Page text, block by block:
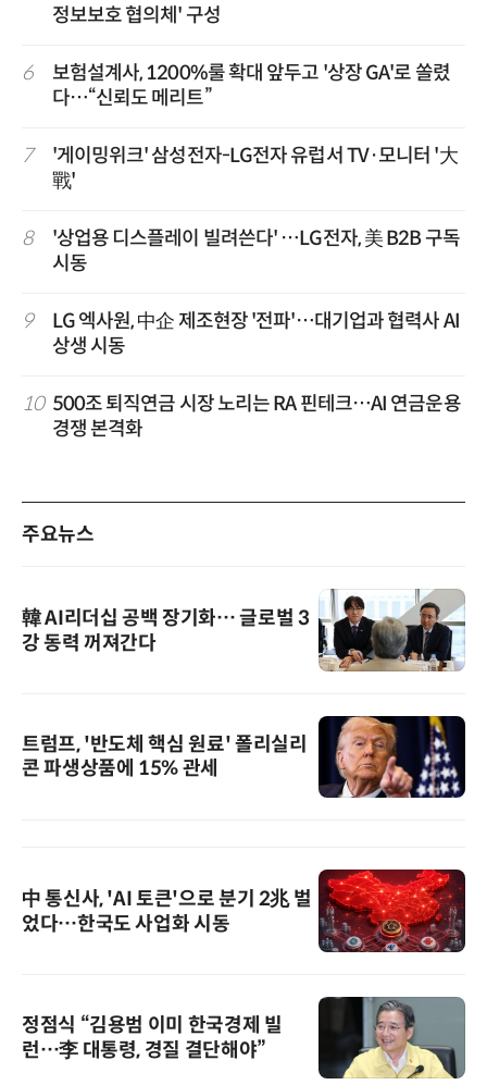
정보보호 협의체' 구성
6
보험설계사, 1200%룰 확대 앞두고 '상장 GA'로 쏠렸
다…“신뢰도 메리트”
7
'게이밍위크' 삼성전자-LG전자 유럽서 TV·모니터 '大
戰'
8
'상업용 디스플레이 빌려쓴다' …LG전자, 美 B2B 구독
시동
9
LG 엑사원, 中企 제조현장 '전파'…대기업과 협력사 AI
상생 시동
10 500조 퇴직연금 시장 노리는 RA 핀테크…AI 연금운용
경쟁 본격화
주요뉴스
韓 AI리더십 공백 장기화… 글로벌 3
강 동력 꺼져간다
트럼프, '반도체 핵심 원료' 폴리실리
콘 파생상품에 15% 관세
中 통신사, 'AI 토큰'으로 분기 2兆 벌
었다…한국도 사업화 시동
정점식 “김용범 이미 한국경제 빌
런…李 대통령, 경질 결단해야”